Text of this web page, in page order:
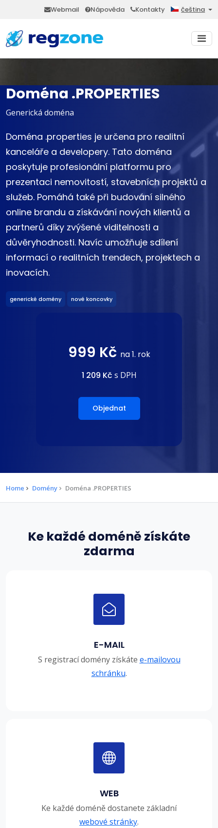
Webmail Nápověda Kontakty čeština
Doména .PROPERTIES
Generická doména
Doména .properties je určena pro realitní
kanceláře a developery. Tato doména
poskytuje profesionální platformu pro
prezentaci nemovitostí, stavebních projektů a
služeb. Pomáhá také při budování silného
online brandu a získávání nových klientů a
partnerů díky zvýšené viditelnosti a
důvěryhodnosti. Navíc umožňuje sdílení
informací o realitních trendech, projektech a
inovacích.
generické domény nové koncovky
999 Kč na 1. rok
1 209 Kč s DPH
Objednat
Home Domény Doména .PROPERTIES
Ke každé doméně získáte
zdarma
E-MAIL
S registrací domény získáte e-mailovou
schránku.
WEB
Ke každé doméně dostanete základní
webové stránky.